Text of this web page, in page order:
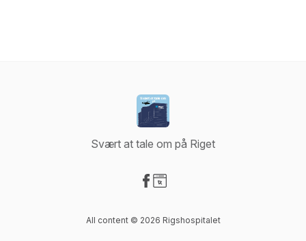
Svært at tale om på Riget
All content © 2026 Rigshospitalet